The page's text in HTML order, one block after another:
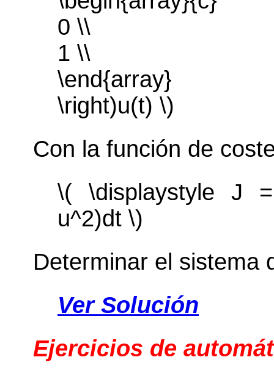
0 \\
1 \\
\end{array}
\right)u(t) \)
Con la función de
\( \displaystyle J
u^2)dt \)
Determinar el sistema
Ver Solución
Ejercicios de